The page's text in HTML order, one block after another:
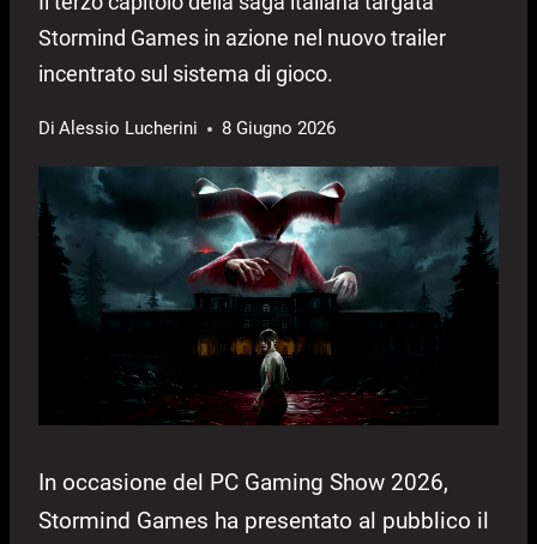
Stormind Games in azione nel nuovo trailer
incentrato sul sistema di gioco.
Di Alessio Lucherini 8 Giugno 2026
In occasione del PC Gaming Show 2026,
Stormind Games ha presentato al pubblico il